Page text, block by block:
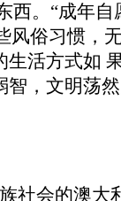
西。“成年自
风俗习惯，
活方式如
智，文明荡
社会的澳大